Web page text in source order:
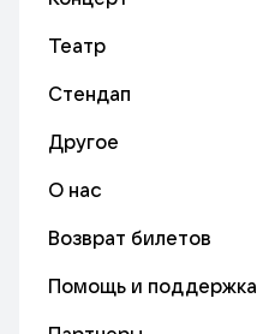
Театр
Стендап
Другое
О нас
Возврат билетов
Помощь и поддержка